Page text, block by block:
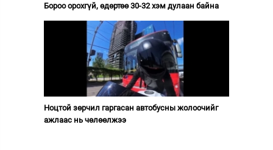
Бороо орохгүй, өдөртөө 30-32 хэм дулаан байна
Ноцтой зөрчил гаргасан автобусны жолоочийг
ажлаас нь чөлөөлжээ